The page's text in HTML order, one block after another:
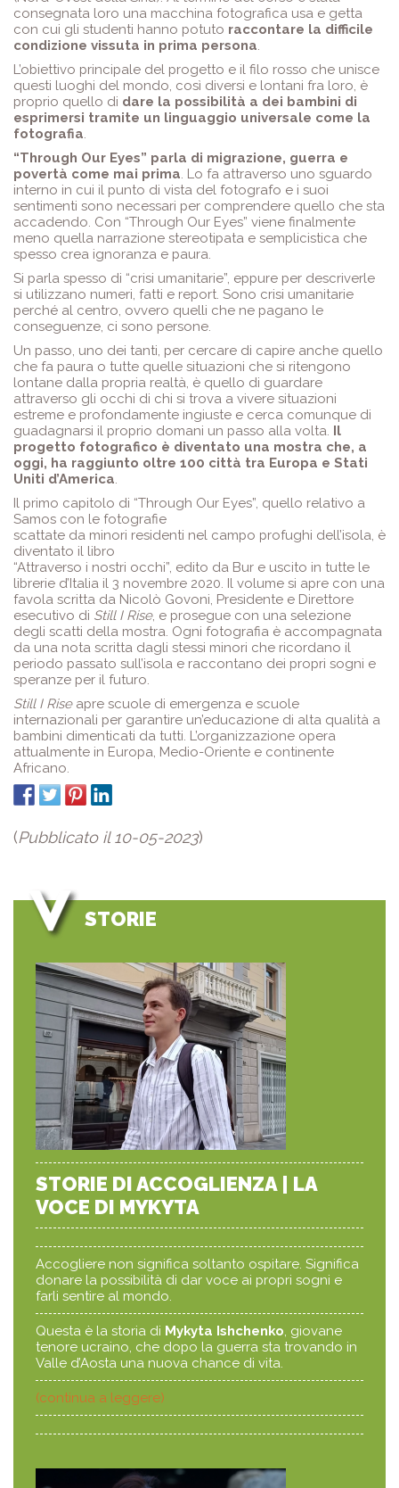
consegnata loro una macchina fotografica usa e getta
con cui gli studenti hanno potuto raccontare la difficile
condizione vissuta in prima persona.
L’obiettivo principale del progetto e il filo rosso che unisce
questi luoghi del mondo, così diversi e lontani fra loro, è
proprio quello di dare la possibilità a dei bambini di
esprimersi tramite un linguaggio universale come la
fotografia.
“Through Our Eyes” parla di migrazione, guerra e
povertà come mai prima. Lo fa attraverso uno sguardo
interno in cui il punto di vista del fotografo e i suoi
sentimenti sono necessari per comprendere quello che sta
accadendo. Con “Through Our Eyes” viene finalmente
meno quella narrazione stereotipata e semplicistica che
spesso crea ignoranza e paura.
Si parla spesso di “crisi umanitarie”, eppure per descriverle
si utilizzano numeri, fatti e report. Sono crisi umanitarie
perché al centro, ovvero quelli che ne pagano le
conseguenze, ci sono persone.
Un passo, uno dei tanti, per cercare di capire anche quello
che fa paura o tutte quelle situazioni che si ritengono
lontane dalla propria realtà, è quello di guardare
attraverso gli occhi di chi si trova a vivere situazioni
estreme e profondamente ingiuste e cerca comunque di
guadagnarsi il proprio domani un passo alla volta. Il
progetto fotografico è diventato una mostra che, a
oggi, ha raggiunto oltre 100 città tra Europa e Stati
Uniti d’America.
Il primo capitolo di “Through Our Eyes”, quello relativo a
Samos con le fotografie
scattate da minori residenti nel campo profughi dell’isola, è
diventato il libro
“Attraverso i nostri occhi”, edito da Bur e uscito in tutte le
librerie d’Italia il 3 novembre 2020. Il volume si apre con una
favola scritta da Nicolò Govoni, Presidente e Direttore
esecutivo di Still I Rise, e prosegue con una selezione
degli scatti della mostra. Ogni fotografia è accompagnata
da una nota scritta dagli stessi minori che ricordano il
periodo passato sull’isola e raccontano dei propri sogni e
speranze per il futuro.
Still I Riseapre scuole di emergenza e scuole
internazionali per garantire un’educazione di alta qualità a
bambini dimenticati da tutti. L’organizzazione opera
attualmente in Europa, Medio-Oriente e continente
Africano.
(Pubblicato il 10-05-2023)
STORIE
STORIE DI ACCOGLIENZA | LA
VOCE DI MYKYTA
Accogliere non significa soltanto ospitare. Significa
donare la possibilità di dar voce ai propri sogni e
farli sentire al mondo.
Questa è la storia di Mykyta Ishchenko, giovane
tenore ucraino, che dopo la guerra sta trovando in
Valle d’Aosta una nuova chance di vita.
(continua a leggere)